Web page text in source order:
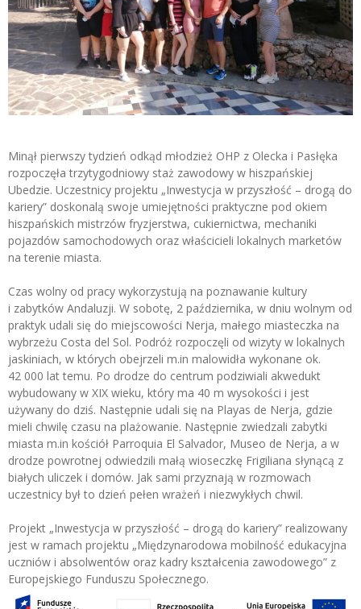
Minął pierwszy tydzień odkąd młodzież OHP z Olecka i Pasłęka
rozpoczęła trzytygodniowy staż zawodowy w hiszpańskiej
Ubedzie. Uczestnicy projektu „Inwestycja w przyszłość – drogą do
kariery” doskonalą swoje umiejętności praktyczne pod okiem
hiszpańskich mistrzów fryzjerstwa, cukiernictwa, mechaniki
pojazdów samochodowych oraz właścicieli lokalnych marketów
na terenie miasta.
Czas wolny od pracy wykorzystują na poznawanie kultury
i zabytków Andaluzji. W sobotę, 2 października, w dniu wolnym od
praktyk udali się do miejscowości Nerja, małego miasteczka na
wybrzeżu Costa del Sol. Podróż rozpoczęli od wizyty w lokalnych
jaskiniach, w których obejrzeli m.in malowidła wykonane ok.
42 000 lat temu. Po drodze do centrum podziwiali akwedukt
wybudowany w XIX wieku, który ma 40 m wysokości i jest
używany do dziś. Następnie udali się na Playas de Nerja, gdzie
mieli chwilę czasu na plażowanie. Następnie zwiedzali zabytki
miasta m.in kościół Parroquia El Salvador, Museo de Nerja, a w
drodze powrotnej odwiedzili małą wioseczkę Frigiliana słynącą z
białych uliczek i domów. Jak sami przyznają w rozmowach
uczestnicy był to dzień pełen wrażeń i niezwykłych chwil.
Projekt „Inwestycja w przyszłość – drogą do kariery” realizowany
jest w ramach projektu „Międzynarodowa mobilność edukacyjna
uczniów i absolwentów oraz kadry kształcenia zawodowego” z
Europejskiego Funduszu Społecznego.